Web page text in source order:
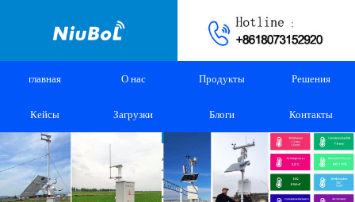
главная О нас Продукты Решения
Кейсы Загрузки Блоги Контакты